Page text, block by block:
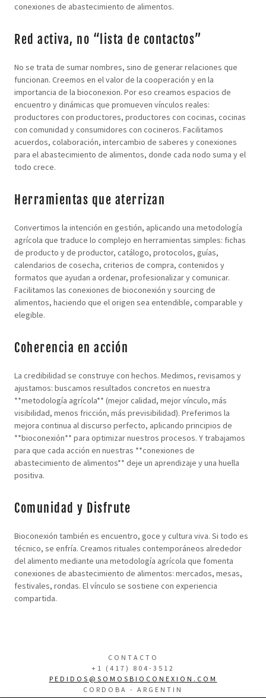
conexiones de abastecimiento de alimentos.
Red activa, no “lista de contactos”
No se trata de sumar nombres, sino de generar relaciones que
funcionan. Creemos en el valor de la cooperación y en la
importancia de la bioconexion. Por eso creamos espacios de
encuentro y dinámicas que promueven vínculos reales:
productores con productores, productores con cocinas, cocinas
con comunidad y consumidores con cocineros. Facilitamos
acuerdos, colaboración, intercambio de saberes y conexiones
para el abastecimiento de alimentos, donde cada nodo suma y el
todo crece.
Herramientas que aterrizan
Convertimos la intención en gestión, aplicando una metodología
agrícola que traduce lo complejo en herramientas simples: fichas
de producto y de productor, catálogo, protocolos, guías,
calendarios de cosecha, criterios de compra, contenidos y
formatos que ayudan a ordenar, profesionalizar y comunicar.
Facilitamos las conexiones de bioconexión y sourcing de
alimentos, haciendo que el origen sea entendible, comparable y
elegible.
Coherencia en acción
La credibilidad se construye con hechos. Medimos, revisamos y
ajustamos: buscamos resultados concretos en nuestra
**metodología agrícola** (mejor calidad, mejor vínculo, más
visibilidad, menos fricción, más previsibilidad). Preferimos la
mejora continua al discurso perfecto, aplicando principios de
**bioconexión** para optimizar nuestros procesos. Y trabajamos
para que cada acción en nuestras **conexiones de
abastecimiento de alimentos** deje un aprendizaje y una huella
positiva.
Comunidad y Disfrute
Bioconexión también es encuentro, goce y cultura viva. Si todo es
técnico, se enfría. Creamos rituales contemporáneos alrededor
del alimento mediante una metodología agrícola que fomenta
conexiones de abastecimiento de alimentos: mercados, mesas,
festivales, rondas. El vínculo se sostiene con experiencia
compartida.
CONTACTO
+1 (417) 804-3512
PEDIDOS@SOMOSBIOCONEXION.COM
CORDOBA - ARGENTIN